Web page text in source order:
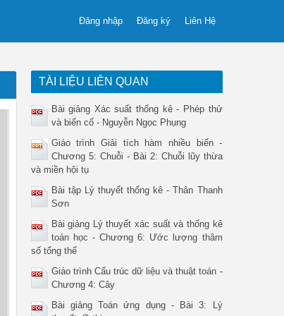
Liên Hệ
Đăng ký
Đăng nhập
TÀI LIỆU LIÊN QUAN
Bài giảng Xác suất thống kê - Phép thử
và biến cố - Nguyễn Ngọc Phụng
Giáo trình Giải tích hàm nhiều biến -
Chương 5: Chuỗi - Bài 2: Chuỗi lũy thừa
và miền hội tụ
Bài tập Lý thuyết thống kê - Thân Thanh
Sơn
Bài giảng Lý thuyết xác suất và thống kê
toán học - Chương 6: Ước lượng thâm
số tổng thể
Giáo trình Cấu trúc dữ liệu và thuật toán -
Chương 4: Cây
Bài giảng Toán ứng dụng - Bài 3: Lý